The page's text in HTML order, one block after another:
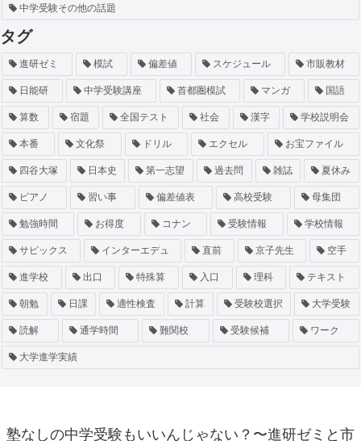
中学受験その他の話題
タグ
進研ゼミ 模試 偏差値 スケジュール 市販教材
日能研 中学受験講座 首都圏模試 マンガ 国語
算数 宿題 全国テスト 社会 漢字 学校説明会
本番 文化祭 ドリル エクセル お宝ファイル
四谷大塚 日本史 第一志望 過去問 雑誌 夏休み
ピアノ 習い事 偏差値表 高校受験 母集団
勉強時間 お得度 コナン 受験情報 学校情報
サピックス インターエデュ 直前 京子先生 空手
進学校 出口 特殊算 入口 理科 テキスト
朝勉 日課 適性検査 計算 受験校選択 大学受験
読解 通学時間 難関校 受験候補 ワーク
大学進学実績
塾なしの中学受験もいいんじゃない？〜進研ゼミと市